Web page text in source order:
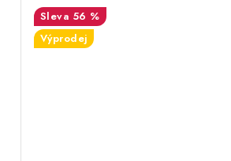
56 %
Výprodej